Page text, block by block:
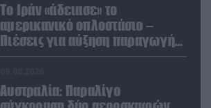
Το Ιράν «άδειασε» το
αμερικανικό οπλοστάσιο –
Πιέσεις για αύξηση παραγωγής
Patriot και THAAD
Αυστραλία: Παραλίγο